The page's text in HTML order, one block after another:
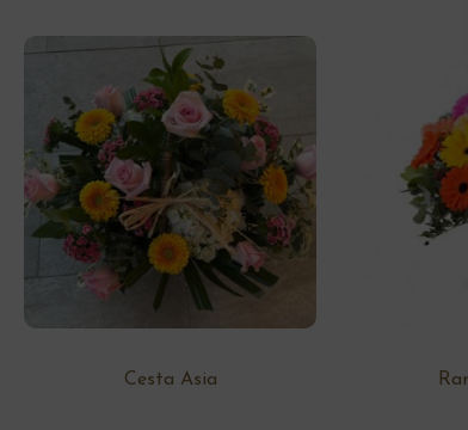
Cesta Asia